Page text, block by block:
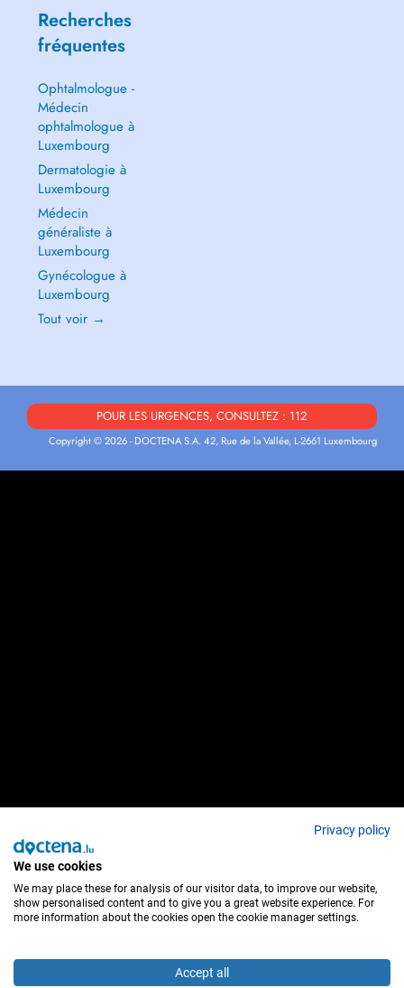
Recherches
fréquentes
Ophtalmologue -
Médecin
ophtalmologue à
Luxembourg
Dermatologie à
Luxembourg
Médecin
généraliste à
Luxembourg
Gynécologue à
Luxembourg
Tout voir →
POUR LES URGENCES, CONSULTEZ : 112
Copyright © 2026 - DOCTENA S.A. 42, Rue de la Vallée, L-2661 Luxembourg
Privacy policy
We use cookies
We may place these for analysis of our visitor data, to improve our website,
show personalised content and to give you a great website experience. For
more information about the cookies open the cookie manager settings.
Accept all